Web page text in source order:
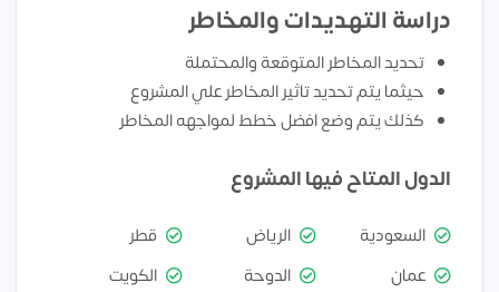
دراسة التهديدات والمخاطر
تحديد المخاطر المتوقعة والمحتملة
حيثما يتم تحديد تاثير المخاطر علي المشروع
كذلك يتم وضع افضل خطط لمواجهه المخاطر
الدول المتاح فيها المشروع
السعودية الرياض
قطر
عمان
الدوحة
الكويت